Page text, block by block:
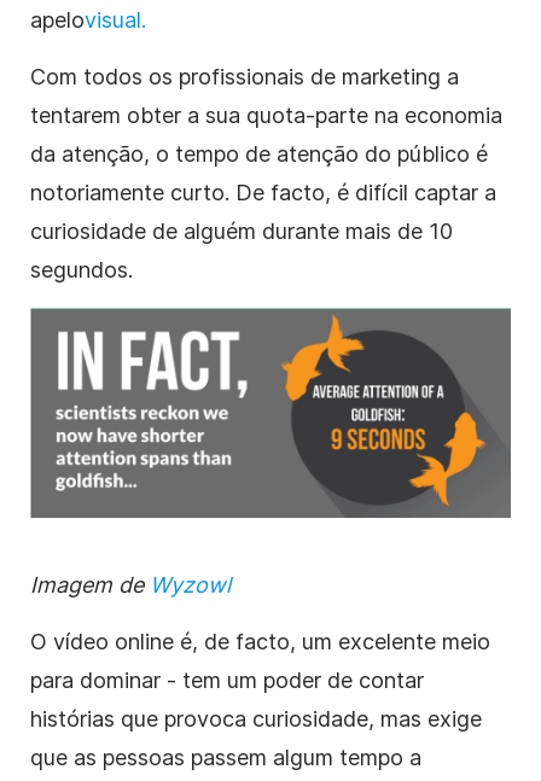
apelovisual.
Com todos os profissionais de marketing a
tentarem obter a sua quota-parte na economia
da atenção, o tempo de atenção do público é
notoriamente curto. De facto, é difícil captar a
curiosidade de alguém durante mais de 10
segundos.
Imagem de Wyzowl
O vídeo online é, de facto, um excelente meio
para dominar - tem um poder de contar
histórias que provoca curiosidade, mas exige
que as pessoas passem algum tempo a